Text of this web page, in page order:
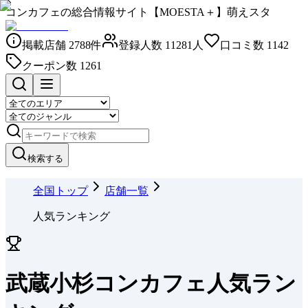
コンカフェの総合情報サイト【MOESTA＋】萌えスタ
掲載店舗 2788件 登録人数 11281 人 口コミ数 1142
クーポン数 1261
検索する
全国トップ 店舗一覧
人気ランキング
武蔵小杉コンカフェ人気ラン